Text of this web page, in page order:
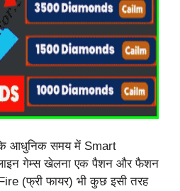
आधुनिक समय में Smart
गेम्स खेलना एक पैशन और फैशन
(फ्री फायर) भी कुछ इसी तरह